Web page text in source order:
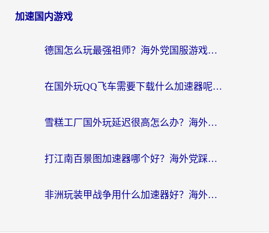
加速国内游戏
德国怎么玩最强祖师？海外党国服游戏加速器选择全攻略（附宝可梦Online实测）
在国外玩QQ飞车需要下载什么加速器呢？海外党亲测有效的国服游戏加速指南
雪糕工厂国外玩延迟很高怎么办？海外玩家国服游戏加速终极攻略（附实测推荐）
打江南百景图加速器哪个好？海外党踩坑N次后，终于找到不卡的秘诀
非洲玩装甲战争用什么加速器好？海外党亲测有效的国服游戏加速方案